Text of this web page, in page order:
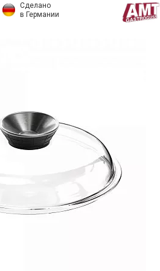
Сделано
в Германии